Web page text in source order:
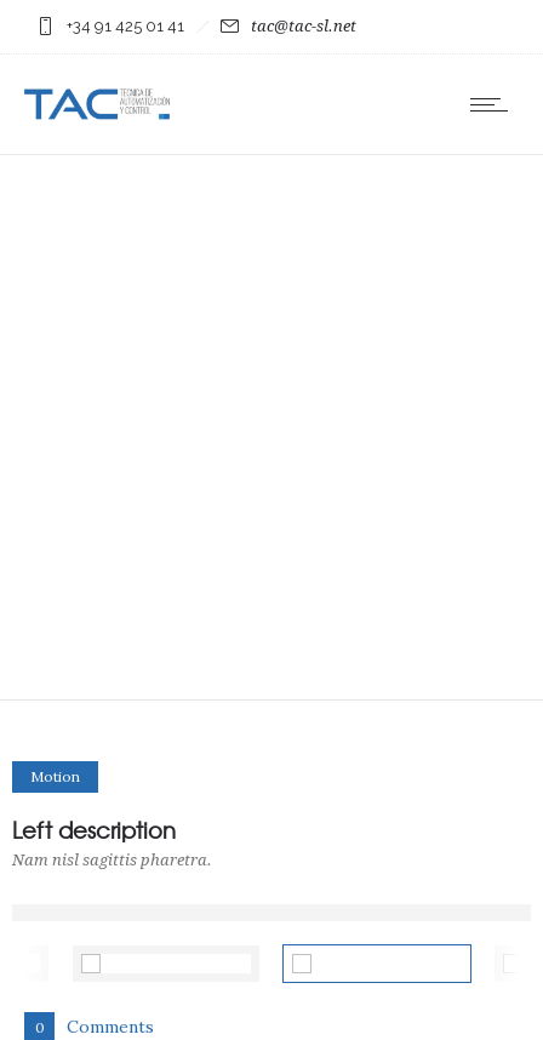
+34 91 425 01 41 tac@tac-sl.net
Motion
Left description
Nam nisl sagittis pharetra.
0 Comments